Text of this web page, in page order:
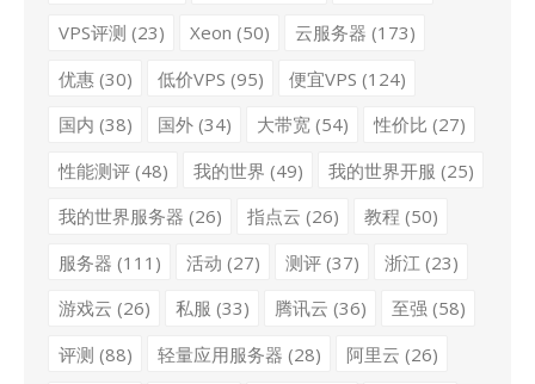
VPS评测 (23) Xeon (50) 云服务器 (173)
优惠(30) 低价VPS (95) 便宜VPS (124)
国内 (38) 国外(34) 大带宽(54) 性价比 (27)
性能测评(48) 我的世界 (49) 我的世界开服 (25)
我的世界服务器 (26) 指点云 (26) 教程 (50)
服务器 (111) 活动 (27) 测评(37) 浙江 (23)
游戏云 (26) 私服 (33) 腾讯云 (36) 至强 (58)
评测 (88) 轻量应用服务器 (28) 阿里云 (26)